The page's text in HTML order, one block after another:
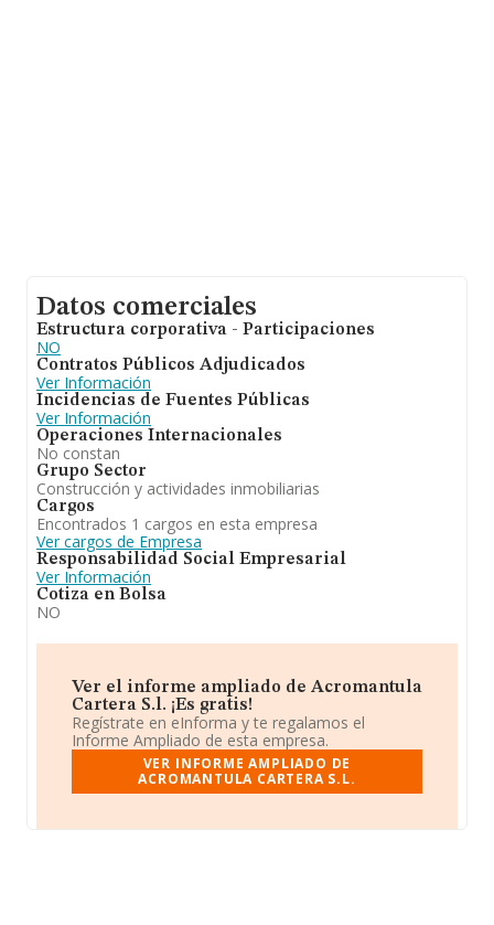
Datos comerciales
Estructura corporativa - Participaciones
NO
Contratos Públicos Adjudicados
Ver Información
Incidencias de Fuentes Públicas
Ver Información
Operaciones Internacionales
No constan
Grupo Sector
Construcción y actividades inmobiliarias
Cargos
Encontrados 1 cargos en esta empresa
Ver cargos de Empresa
Responsabilidad Social Empresarial
Ver Información
Cotiza en Bolsa
NO
Ver el informe ampliado de Acromantula
Cartera S.l. ¡Es gratis!
Regístrate en eInforma y te regalamos el
Informe Ampliado de esta empresa.
VER INFORME AMPLIADO DE
ACROMANTULA CARTERA S.L.